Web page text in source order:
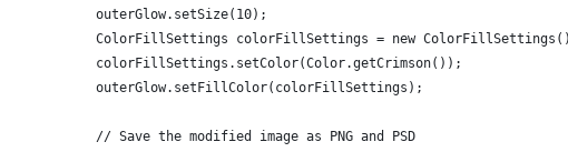
            outerGlow.setSize(10);
ColorFillSettings colorFillSettings = new
            colorFillSettings.setColor(Color.getCrimson());
            outerGlow.setFillColor(colorFillSettings);
            // Save the modified image as PNG and PSD